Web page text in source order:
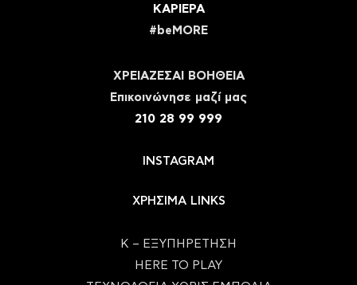
ΚΑΡΙΕΡΑ
#beMORE
ΧΡΕΙΑΖΕΣΑΙ ΒΟΗΘΕΙΑ
Eπικοινώνησε μαζί μας
210 28 99 999
INSTAGRAM
ΧΡΗΣΙΜΑ LINKS
Κ – ΕΞΥΠΗΡΕΤΗΣΗ
HERE TO PLAY